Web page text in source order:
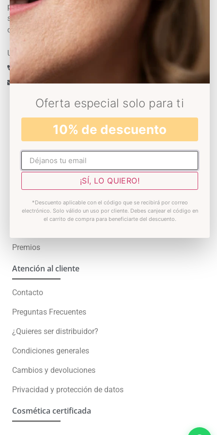
promover el bienestar y hacer que las personas se
sientan bien consigo mismas para que se
conviertan en su mejor versión
Un experto te asesora
+34 633 430 993
info@decoloresnatur.com
Universo Decolores
Conócenos
Sostenibilidad
Somos Solidarios
Blog
Premios
Atención al cliente
Contacto
Preguntas Frecuentes
¿Quieres ser distribuidor?
Condiciones generales
Cambios y devoluciones
Privacidad y protección de datos
Cosmética certificada
Oferta especial solo para ti
10% de descuento
No rellenar
¡SÍ, LO QUIERO!
*Descuento aplicable con el código que se recibirá por correo
electrónico. Solo válido un uso por cliente. Debes canjear el código en
el carrito de compra para beneficiarte del descuento.